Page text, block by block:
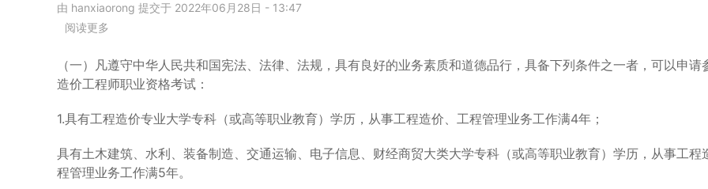
由 hanxiaorong 提交于 2022年06月28日 - 13:47
阅读更多
一
级
造
工
师
职
（一）凡遵守中华人民共和国宪法、法律、法规，具有良好的业务素质和道德品行，具备下列条件之一者，可以申请
造价工程师职业资格考试：
1.具有工程造价专业大学专科（或高等职业教育）学历，从事工程造价、工程管理业务工作满4年；
具有土木建筑、水利、装备制造、交通运输、电子信息、财经商贸大类大学专科（或高等职业教育）学历，从事工程
程管理业务工作满5年。